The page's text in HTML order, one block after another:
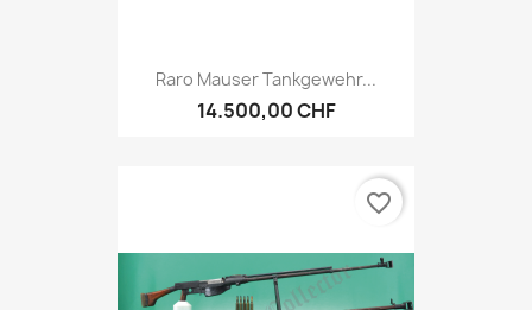
Raro Mauser Tankgewehr...
14.500,00 CHF
favorite_border